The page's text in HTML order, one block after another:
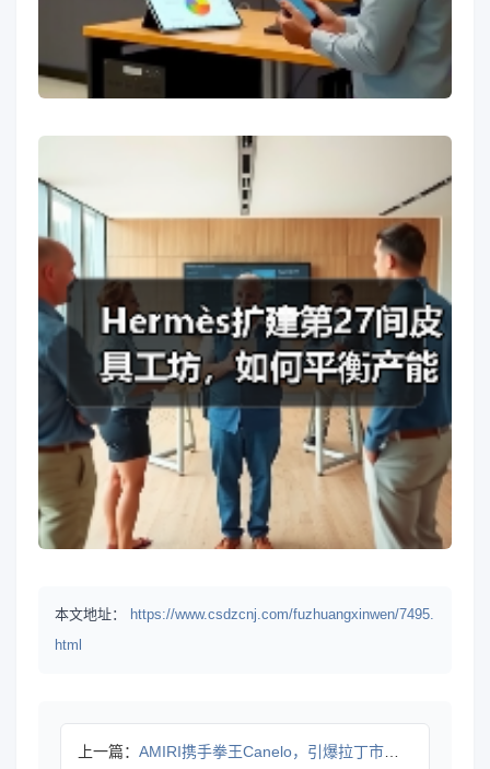
本文地址：
https://www.csdzcnj.com/fuzhuangxinwen/7495.
html
上一篇： AMIRI携手拳王Canelo，引爆拉丁市场全球代言